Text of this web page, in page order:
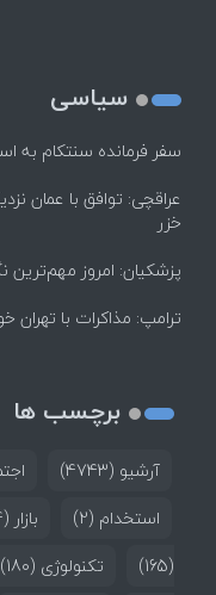
سیاسی
سفر فرمانده سنتکام به
خزر
پزشکیان: امروز
ترامپ: مذاکرات با
برچسب ها
آرشیو (4743)
استخدام (2) بازار (404)
(165)
تکنولوژی (180)